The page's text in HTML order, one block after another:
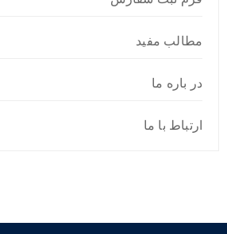
مطالب مفید
در باره ما
ارتباط با ما